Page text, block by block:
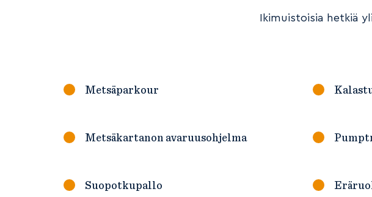
Ikimuistoisia hetkiä
Metsäparkour
Metsäkartanon avaruusohjelma
Suopotkupallo